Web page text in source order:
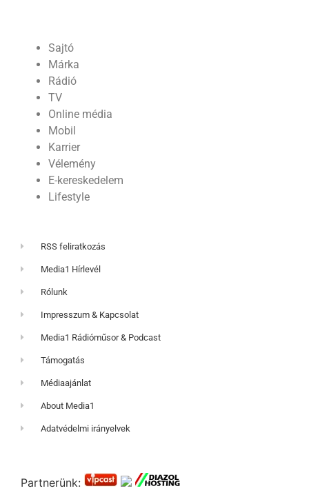
Sajtó
Márka
Rádió
TV
Online média
Mobil
Karrier
Vélemény
E-kereskedelem
Lifestyle
RSS feliratkozás
Media1 Hírlevél
Rólunk
Impresszum & Kapcsolat
Media1 Rádióműsor & Podcast
Támogatás
Médiaajánlat
About Media1
Adatvédelmi irányelvek
Partnerünk: